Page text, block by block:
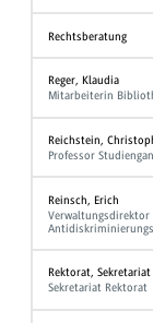
Rechtsberatung
Reger, Klaudia
Mitarbeiterin
Reichstein,
Professor
Reinsch, Erich
Verwaltungsdirektor
Rektorat, Sekretariat
Sekretariat Rektorat